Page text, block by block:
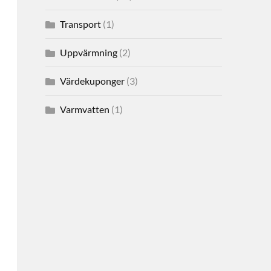
Transport(1)
Uppvärmning(2)
Värdekuponger(3)
Varmvatten (1)